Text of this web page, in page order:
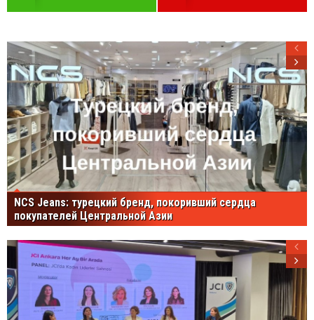
NCS Jeans: турецкий бренд, покоривший сердца
покупателей Центральной Азии